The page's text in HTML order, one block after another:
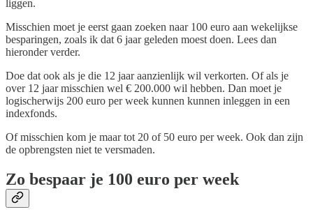
liggen.
Misschien moet je eerst gaan zoeken naar 100 euro aan wekelijkse
besparingen, zoals ik dat 6 jaar geleden moest doen. Lees dan
hieronder verder.
Doe dat ook als je die 12 jaar aanzienlijk wil verkorten. Of als je
over 12 jaar misschien wel € 200.000 wil hebben. Dan moet je
logischerwijs 200 euro per week kunnen kunnen inleggen in een
indexfonds.
Of misschien kom je maar tot 20 of 50 euro per week. Ook dan zijn
de opbrengsten niet te versmaden.
Zo bespaar je 100 euro per week